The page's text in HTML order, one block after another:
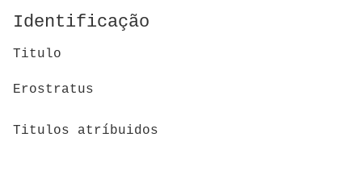
Identificação
Titulo
Erostratus
Titulos atríbuidos